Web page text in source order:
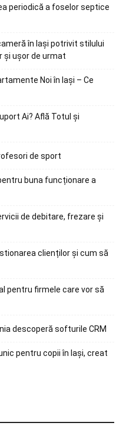
periodică a foselor septice
în Iași potrivit stilului
și ușor de urmat
Noi în Iași – Ce
Ai? Află Totul și
de sport
buna funcționare a
de debitare, frezare și
clienților și cum să
pentru firmele care vor să
descoperă softurile CRM
pentru copii în Iași, creat